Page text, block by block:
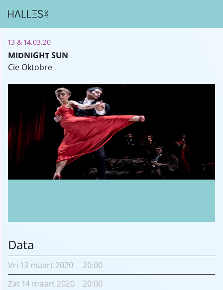
13 & 14.03.20
MIDNIGHT SUN
Cie Oktobre
Data
Vri 13 maart 2020
20:00
Zat 14 maart 2020 20:00